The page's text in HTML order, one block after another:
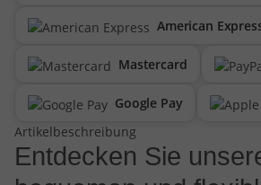
American
Mastercard
Google Pay
Artikelbeschreibung
Entdecken Sie